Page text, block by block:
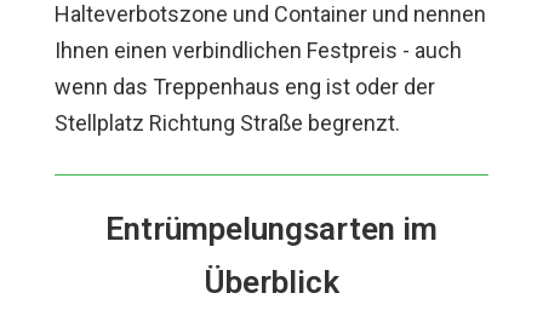
Halteverbotszone und Container und nennen
Ihnen einen verbindlichen Festpreis - auch
wenn das Treppenhaus eng ist oder der
Stellplatz Richtung Straße begrenzt.
Entrümpelungsarten im
Überblick